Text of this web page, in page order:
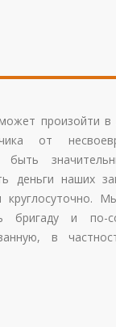
произойти
от
быть
деньги наших
бригаду и по-
в